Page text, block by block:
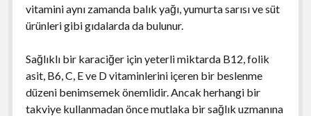
vitamini aynı zamanda balık yağı, yumurta sarısı ve süt
ürünleri gibi gıdalarda da bulunur.
Sağlıklı bir karaciğer için yeterli miktarda B12, folik
asit, B6, C, E ve D vitaminlerini içeren bir beslenme
düzeni benimsemek önemlidir. Ancak herhangi bir
takviye kullanmadan önce mutlaka bir sağlık uzmanına